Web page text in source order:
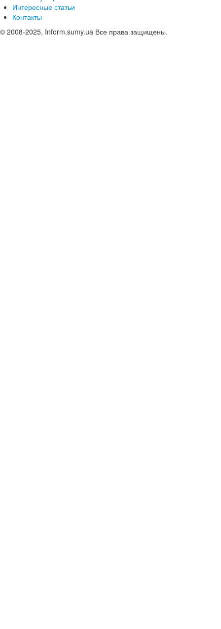
Интересные статьи
Контакты
© 2008-2025, Inform.sumy.ua Все права защищены.